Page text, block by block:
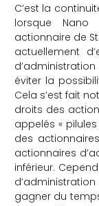
C’est la
lorsque
actionnaire de
actuellement
éviter la
Cela s’est fait
droits des
appelés «
des
actionnaires
inférieur.
gagner du